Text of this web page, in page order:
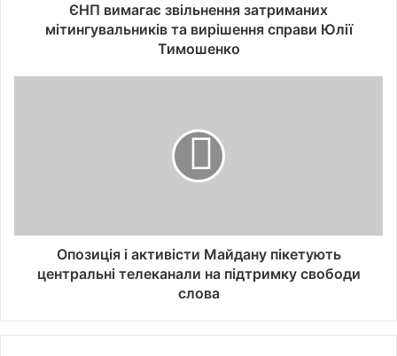
ЄНП вимагає звільнення затриманих
мітингувальників та вирішення справи Юлії
Тимошенко
Опозиція і активісти Майдану пікетують
центральні телеканали на підтримку свободи
слова